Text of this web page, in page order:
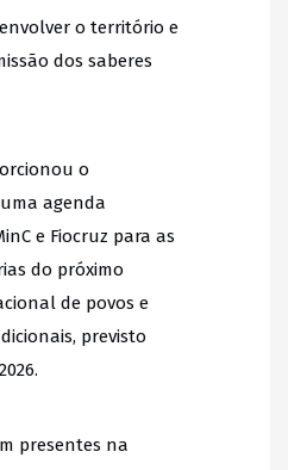
o território e
dos saberes
o
agenda
e Fiocruz para as
do próximo
de povos e
previsto
presentes na